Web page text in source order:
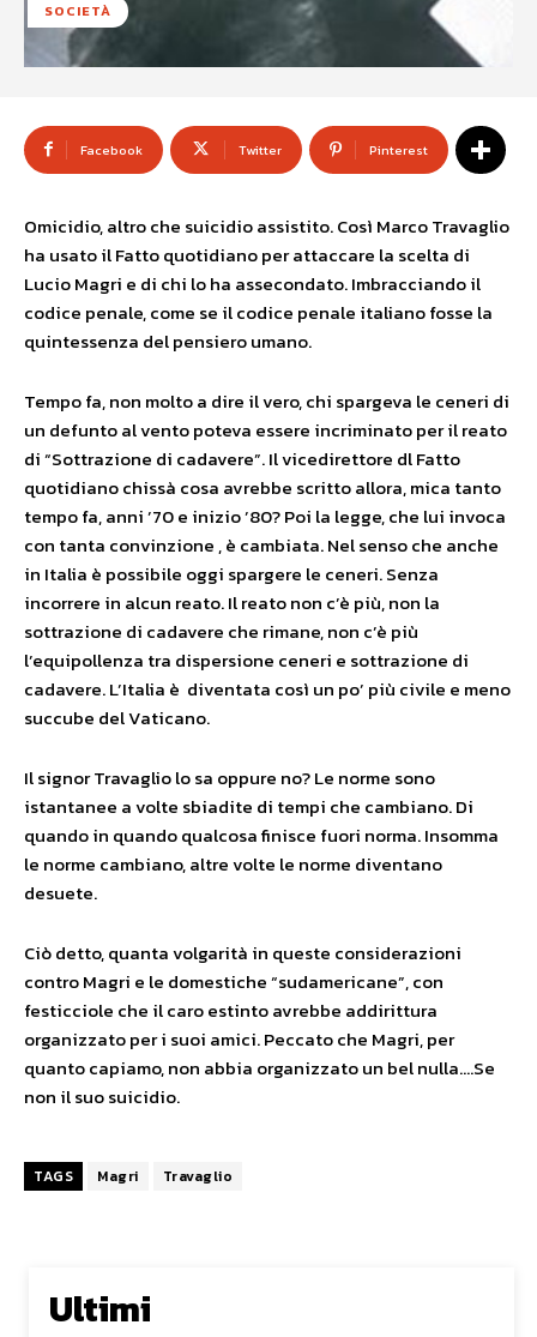
SOCIETÀ
Facebook Twitter Pinterest
Omicidio, altro che suicidio assistito. Così Marco Travaglio
ha usato il Fatto quotidiano per attaccare la scelta di
Lucio Magri e di chi lo ha assecondato. Imbracciando il
codice penale, come se il codice penale italiano fosse la
quintessenza del pensiero umano.
Tempo fa, non molto a dire il vero, chi spargeva le ceneri di
un defunto al vento poteva essere incriminato per il reato
di “Sottrazione di cadavere”. Il vicedirettore dl Fatto
quotidiano chissà cosa avrebbe scritto allora, mica tanto
tempo fa, anni ’70 e inizio ’80? Poi la legge, che lui invoca
con tanta convinzione , è cambiata. Nel senso che anche
in Italia è possibile oggi spargere le ceneri. Senza
incorrere in alcun reato. Il reato non c’è più, non la
sottrazione di cadavere che rimane, non c’è più
l’equipollenza tra dispersione ceneri e sottrazione di
cadavere. L’Italia è diventata così un po’ più civile e meno
succube del Vaticano.
Il signor Travaglio lo sa oppure no? Le norme sono
istantanee a volte sbiadite di tempi che cambiano. Di
quando in quando qualcosa finisce fuori norma. Insomma
le norme cambiano, altre volte le norme diventano
desuete.
Ciò detto, quanta volgarità in queste considerazioni
contro Magri e le domestiche “sudamericane”, con
festicciole che il caro estinto avrebbe addirittura
organizzato per i suoi amici. Peccato che Magri, per
quanto capiamo, non abbia organizzato un bel nulla….Se
non il suo suicidio.
TAGS Magri Travaglio
Ultimi